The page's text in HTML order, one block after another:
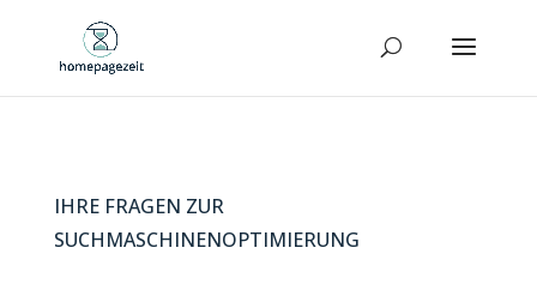
IHRE FRAGEN ZUR
SUCHMASCHINENOPTIMIERUNG